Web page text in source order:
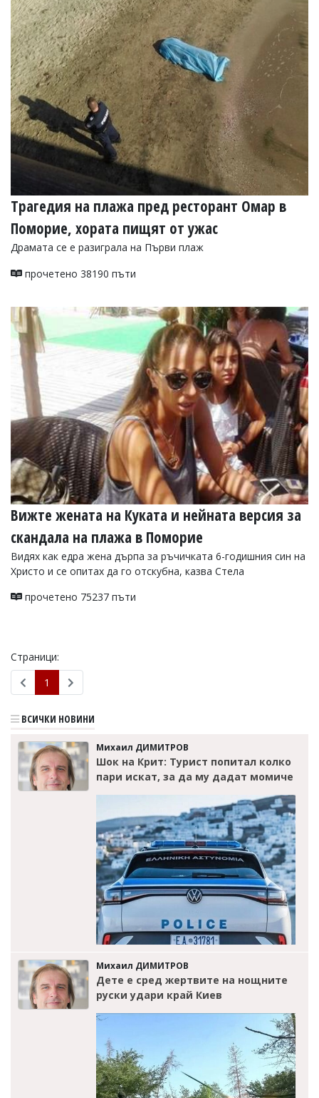
УКРАЙНА
СПОРТ
РАЗСЛЕДВАНЕ
БИЗНЕС
ЮГ
Управители:
Веселин
Василев,
v.vasilev@flagman.bg
Катя
Касабова,
еmail:
Главен
редактор:
Иван
Колев,
office@flagman.bg
Коментарите
статиите
въвеждат
читателите
и
редакцията
не
носи
отговорност
за
тях!
Ако
обиден
за
вас
коментар,
моля
сигнализирайте
Трагедия на плажа пред ресторант Омар в
Поморие, хората пищят от ужас
Драмата се е разиграла на Първи плаж
прочетено 38190 пъти
Вижте жената на Куката и нейната версия за
скандала на плажа в Поморие
Видях как едра жена дърпа за ръчичката 6-годишния син на
Христо и се опитах да го отскубна, казва Стела
прочетено 75237 пъти
Страници:
1
ВСИЧКИ НОВИНИ
Михаил ДИМИТРОВ
Шок на Крит: Турист попитал колко
пари искат, за да му дадат момиче
Михаил ДИМИТРОВ
Дете е сред жертвите на нощните
руски удари край Киев